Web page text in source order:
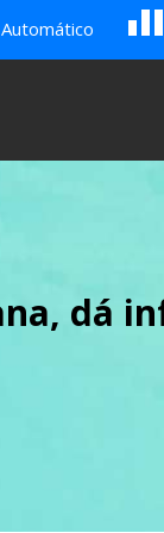
A
dá